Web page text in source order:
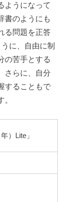
ようになって
書のようにも
る問題を正答
に、自由に制
の苦手とする
さらに、自分
することもで
）Lite」